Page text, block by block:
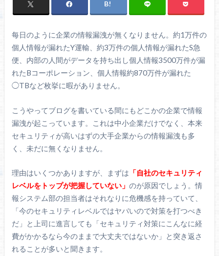
每日のように企業の情報漏洩が無くなりません。約1万件の
個人情報が漏れたY運輸、約3万件の個人情報が漏れたS急
便、内部の人間がデータを持ち出し個人情報3500万件が漏
れたBコーポレーション、個人情報約870万件が漏れた
◯TBなど枚挙に暇がありません。
こうやってブログを書いている間にもどこかの企業で情報
漏洩が起こっています。これは中小企業だけでなく、本来
セキュリティが高いはずの大手企業からの情報漏洩も多
く、未だに無くなりません。
理由はいくつかありますが、まずは 「自社のセキュリティ
レベルをトップが把握していない」 のが原因でしょう。情
報システム部の担当者はそれなりに危機感を持っていて、
「今のセキュリティレベルではヤバいので対策を打つべき
だ」と上司に進言しても「セキュリティ対策にこんなに経
費がかかるなら今のままで大丈夫ではないか」と突き返さ
れることが多いと聞きます。